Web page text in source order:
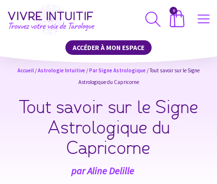
0
ACCÉDER À MON ESPACE
Accueil /Astrologie Intuitive /Par Signe Astrologique / Tout savoir sur le Signe
Astrologique du Capricorne
Tout savoir sur le Signe
Astrologique du
Capricorne
parAline Delille